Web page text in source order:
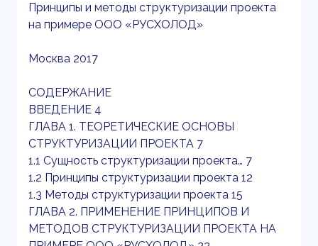
Принципы и методы структуризации проекта
на примере ООО «РУСХОЛОД»
Москва 2017
СОДЕРЖАНИЕ
ВВЕДЕНИЕ 4
ГЛАВА 1. ТЕОРЕТИЧЕСКИЕ ОСНОВЫ
СТРУКТУРИЗАЦИИ ПРОЕКТА 7
1.1 Сущность структуризации проекта… 7
1.2 Принципы структуризации проекта 12
1.3 Методы структуризации проекта 15
ГЛАВА 2. ПРИМЕНЕНИЕ ПРИНЦИПОВ И
МЕТОДОВ СТРУКТУРИЗАЦИИ ПРОЕКТА НА